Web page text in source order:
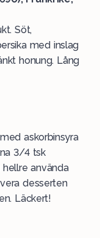
Söt,
med inslag
honung. Lång
askorbinsyra
3/4 tsk
använda
desserten
Läckert!